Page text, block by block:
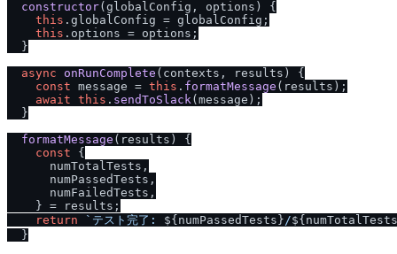
constructor( globalConfig, options ) {
this . globalConfig = globalConfig;
this . options = options;
  }
async
onRunComplete ( contexts, results ) {
const message = this . formatMessage (results);
await this . sendToSlack(message);
  }
formatMessage ( results ) {
const {
      numTotalTests,
      numPassedTests,
      numFailedTests,
    } = results;
return
`テスト完了: ${numPassedTests}/
  }